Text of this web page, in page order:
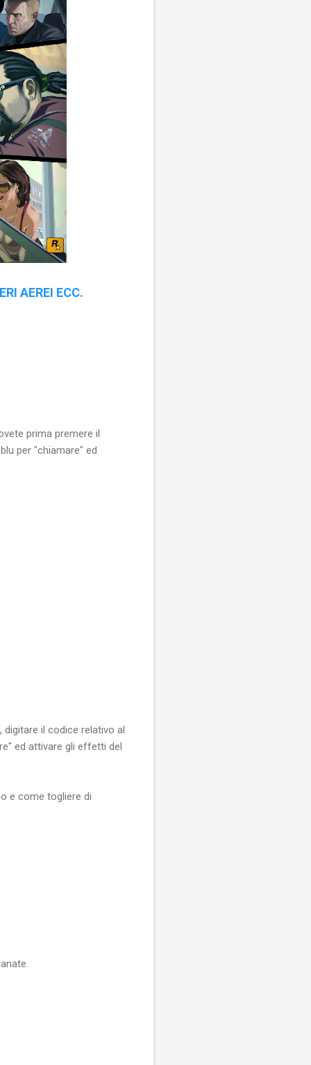
AEREI ECC.
prima premere il
per "chiamare" ed
digitare il codice relativo al
ed attivare gli effetti del
e come togliere di